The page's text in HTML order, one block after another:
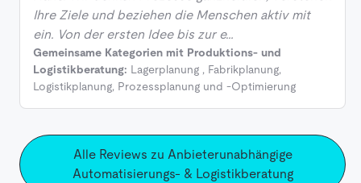
Ihre Ziele und beziehen die Menschen aktiv mit
ein. Von der ersten Idee bis zur e…
Gemeinsame Kategorien mit Produktions- und
Logistikberatung: Lagerplanung , Fabrikplanung,
Logistikplanung, Prozessplanung und -Optimierung
Alle Reviews zu Anbieterunabhängige
Automatisierungs- & Logistikberatung